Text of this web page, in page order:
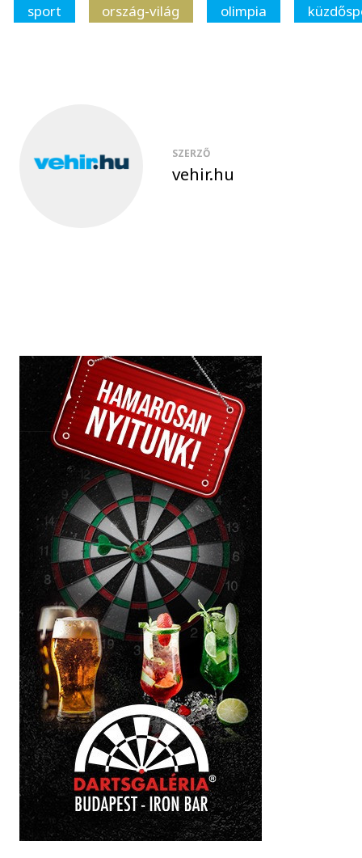
sport ország-világ olimpia
SZERZŐ
vehir.hu